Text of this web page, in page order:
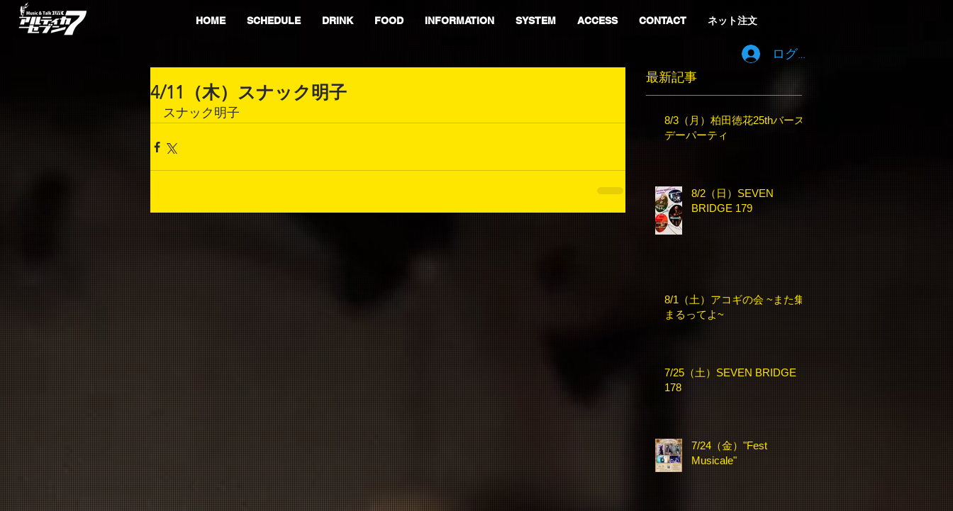
HOME SCHEDULE DRINK FOOD INFORMATION SYSTEM ACCESS CONTACT ネット注文
ログイン
4/11（木）スナック明子
スナック明子
最新記事
8/3（月）柏田徳花25thバース
デーパーティ
8/2（日）SEVEN
BRIDGE 179
8/1（土）アコギの会 ~また集
まるってよ~
7/25（土）SEVEN BRIDGE
178
7/24（金）"Fest
Musicale"